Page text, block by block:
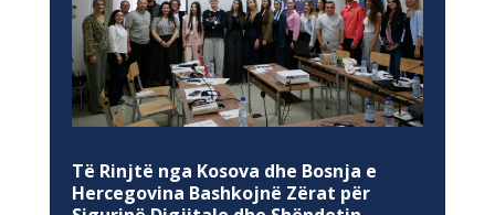
Të Rinjtë nga Kosova dhe Bosnja e
Hercegovina Bashkojnë Zërat për